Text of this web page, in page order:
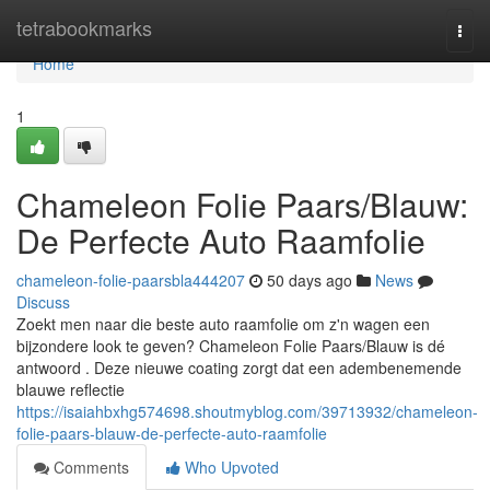
tetrabookmarks
Home
Home
1
Chameleon Folie Paars/Blauw:
De Perfecte Auto Raamfolie
chameleon-folie-paarsbla444207 50 days ago
News
Discuss
Zoekt men naar die beste auto raamfolie om z'n wagen een
bijzondere look te geven? Chameleon Folie Paars/Blauw is dé
antwoord . Deze nieuwe coating zorgt dat een adembenemende
blauwe reflectie
https://isaiahbxhg574698.shoutmyblog.com/39713932/chameleon-
folie-paars-blauw-de-perfecte-auto-raamfolie
Comments
Who Upvoted